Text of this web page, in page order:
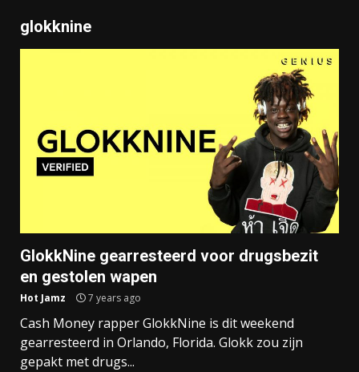
glokknine
GlokkNine gearresteerd voor drugsbezit
en gestolen wapen
Hot Jamz 7 years ago
Cash Money rapper GlokkNine is dit weekend
gearresteerd in Orlando, Florida. Glokk zou zijn
gepakt met drugs...